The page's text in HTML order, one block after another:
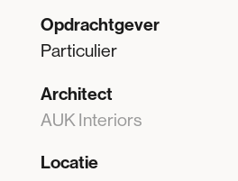
Opdrachtgever
Particulier
Architect
AUK Interiors
Locatie